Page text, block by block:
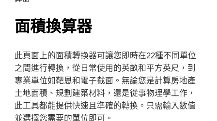
面積換算器
此頁面上的面積轉換器可讓您即時在22種不同單位
之間進行轉換，從日常使用的英畝和平方英尺，到
專業單位如靶恩和電子截面。無論您是計算房地產
土地面積、規劃建築材料，還是從事物理學工作，
此工具都能提供快速且準確的轉換。只需輸入數值
並選擇您需要的單位即可。